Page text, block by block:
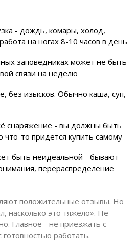
- дождь, комары, холод,
на ногах 8-10 часов в день
заповедниках может не быть
связи на неделю
без изысков. Обычно каша, суп,
снаряжение - вы должны быть
что-то придется купить самому
быть неидеальной - бывают
перераспределение
положительные отзывы. Но
насколько это тяжело». Не
Главное - не приезжать с
работать.